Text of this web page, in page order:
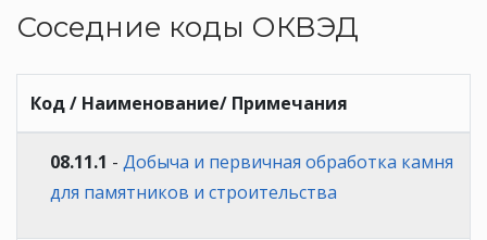
Соседние коды ОКВЭД
Код / Наименование/ Примечания
08.11.1 - Добыча и первичная обработка камня
для памятников и строительства